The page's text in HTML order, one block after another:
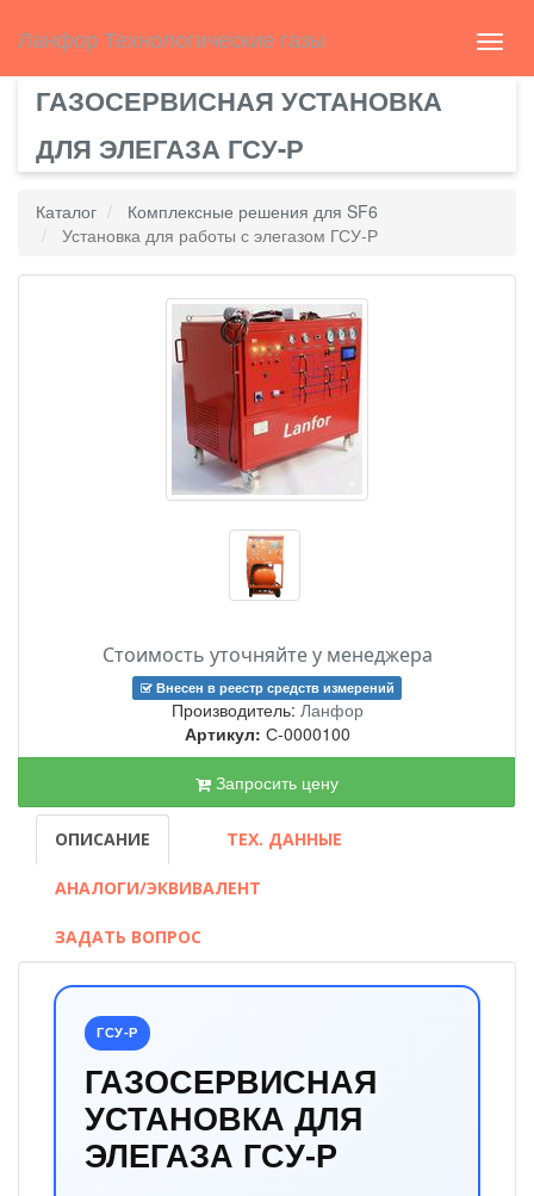
Ланфор Технологические газы
ГАЗОСЕРВИСНАЯ УСТАНОВКА
ДЛЯ ЭЛЕГАЗА ГСУ-Р
Каталог
Комплексные решения для SF6
Установка для работы с элегазом ГСУ-Р
Стоимость уточняйте у менеджера
Внесен в реестр средств измерений
Производитель: Ланфор
Артикул: С-0000100
Запросить цену
ОПИСАНИЕ ТЕХ. ДАННЫЕ
АНАЛОГИ/ЭКВИВАЛЕНТ
ЗАДАТЬ ВОПРОС
ГСУ-Р
ГАЗОСЕРВИСНАЯ
УСТАНОВКА ДЛЯ
ЭЛЕГАЗА ГСУ-Р
english